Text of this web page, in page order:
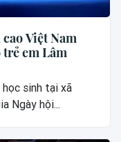
Việt Nam
em Lâm
sinh tại xã
Ngày hội...